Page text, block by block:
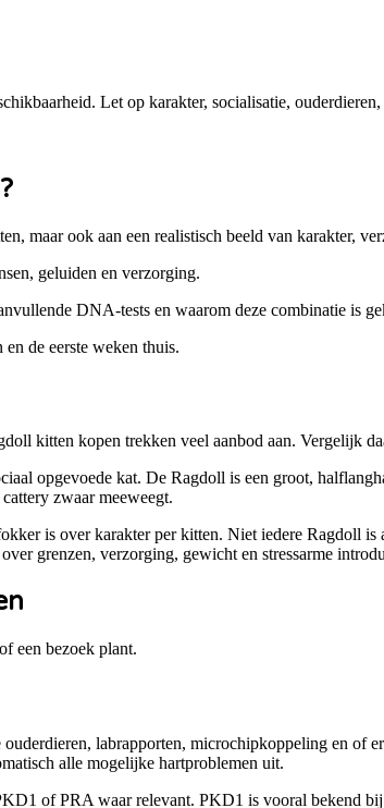
Let op karakter, socialisatie,
maar ook aan een realistisch beeld van karakter,
geluiden en verzorging.
DNA-tests en waarom deze combinatie is
de eerste weken thuis.
kitten kopen trekken veel aanbod aan. Vergelijk
opgevoede kat. De Ragdoll is een groot,
zwaar meeweegt.
is over karakter per kitten. Niet iedere Ragdoll
grenzen, verzorging, gewicht en stressarme
een bezoek plant.
labrapporten, microchipkoppeling en of
alle mogelijke hartproblemen uit.
of PRA waar relevant. PKD1 is vooral bekend